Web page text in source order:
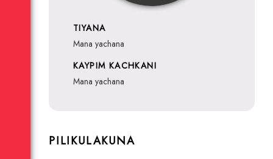
TIYANA
mana yachana
KAYPIM KACHKANI
mana yachana
PILIKULAKUNA